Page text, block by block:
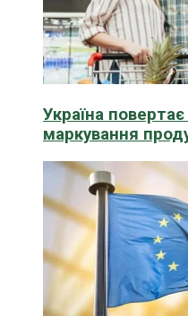
Україна
маркування